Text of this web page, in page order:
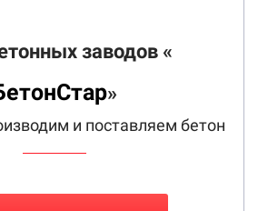
заводов «
»
и поставляем бетон